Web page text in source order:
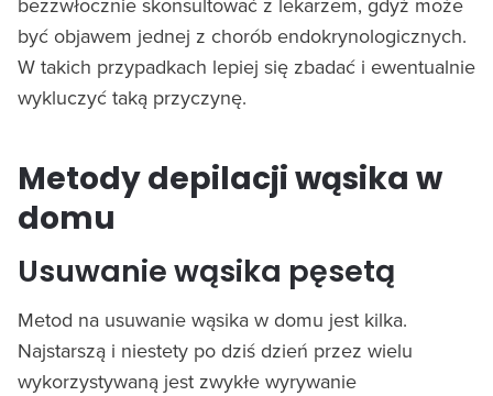
być objawem jednej z chorób endokrynologicznych.
W takich przypadkach lepiej się zbadać i ewentualnie
wykluczyć taką przyczynę.
Metody depilacji wąsika w
domu
Usuwanie wąsika pęsetą
Metod na usuwanie wąsika w domu jest kilka.
Najstarszą i niestety po dziś dzień przez wielu
wykorzystywaną jest zwykłe wyrywanie